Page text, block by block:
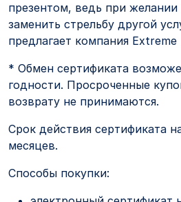
презентом, ведь при
заменить стрельбу другой
предлагает компания Extreme
* Обмен сертификата
годности. Просроченные
возврату не принимаются.
Срок действия сертификата
месяцев.
Способы покупки: